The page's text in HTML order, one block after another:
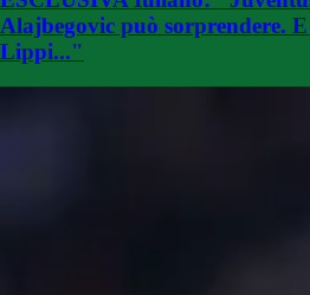
Alajbegovic può sorprendere.
Lippi..."